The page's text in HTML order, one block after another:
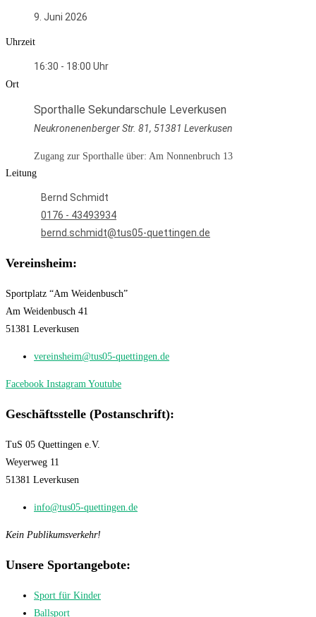
9. Juni 2026
Uhrzeit
16:30 - 18:00
Ort
Sporthalle Sekundarschule Leverkusen
Neukronenenberger Str. 81, 51381 Leverkusen
Zugang zur Sporthalle über: Am Nonnenbruch 13
Leitung
Bernd Schmidt
0176 - 43493934
bernd.schmidt@tus05-quettingen.de
Vereinsheim:
Sportplatz “Am Weidenbusch”
Am Weidenbusch 41
51381 Leverkusen
vereinsheim@tus05-quettingen.de
Facebook Instagram Youtube
Geschäftsstelle (Postanschrift):
TuS 05 Quettingen e.V.
Weyerweg 11
51381 Leverkusen
info@tus05-quettingen.de
Kein Publikumsverkehr!
Unsere Sportangebote:
Sport für Kinder
Ballsport